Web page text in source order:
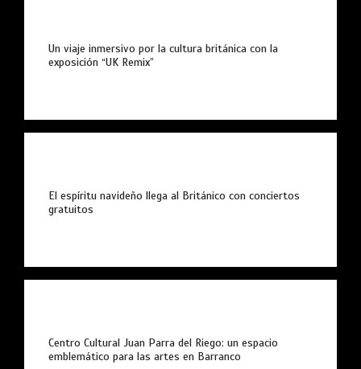
Un viaje inmersivo por la cultura británica con la
exposición “UK Remix”
El espíritu navideño llega al Británico con conciertos
gratuitos
Centro Cultural Juan Parra del Riego: un espacio
emblemático para las artes en Barranco
circuito de arte, música y cultura
urbana en Barranco